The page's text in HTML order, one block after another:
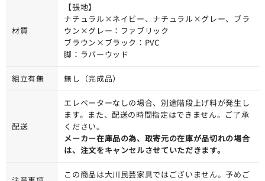
材質
【張地】
ナチュラル×ネイビー、ナチュラル×グレー、ブラ
ウン×グレー：ファブリック
ブラウン×ブラック：PVC
脚：ラバーウッド
組立有無 無し（完成品）
配送
エレベーターなしの場合、別途階段上げ料が発生し
ます。また、配送の時間指定はできません。ご了承
ください。
メーカー在庫品の為、取寄元の在庫が品切れの場合
は、注文をキャンセルさせていただきます。
この商品は大川民芸家具ではございません。予めご